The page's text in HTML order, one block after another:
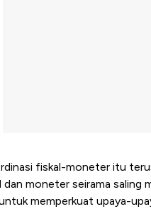
fiskal-moneter itu
dan moneter seirama saling
memperkuat upaya-